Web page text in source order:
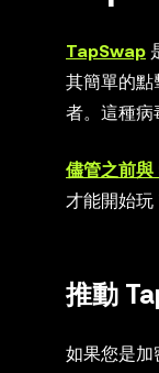
TapSwap
其簡單的點
者。這種病
儘管之前
才能開始玩
推動
如果您是加